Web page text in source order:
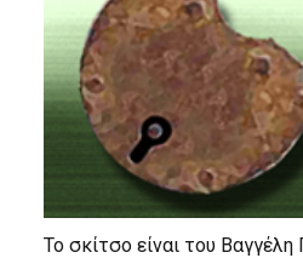
Το σκίτσο είναι του Βαγγέλη